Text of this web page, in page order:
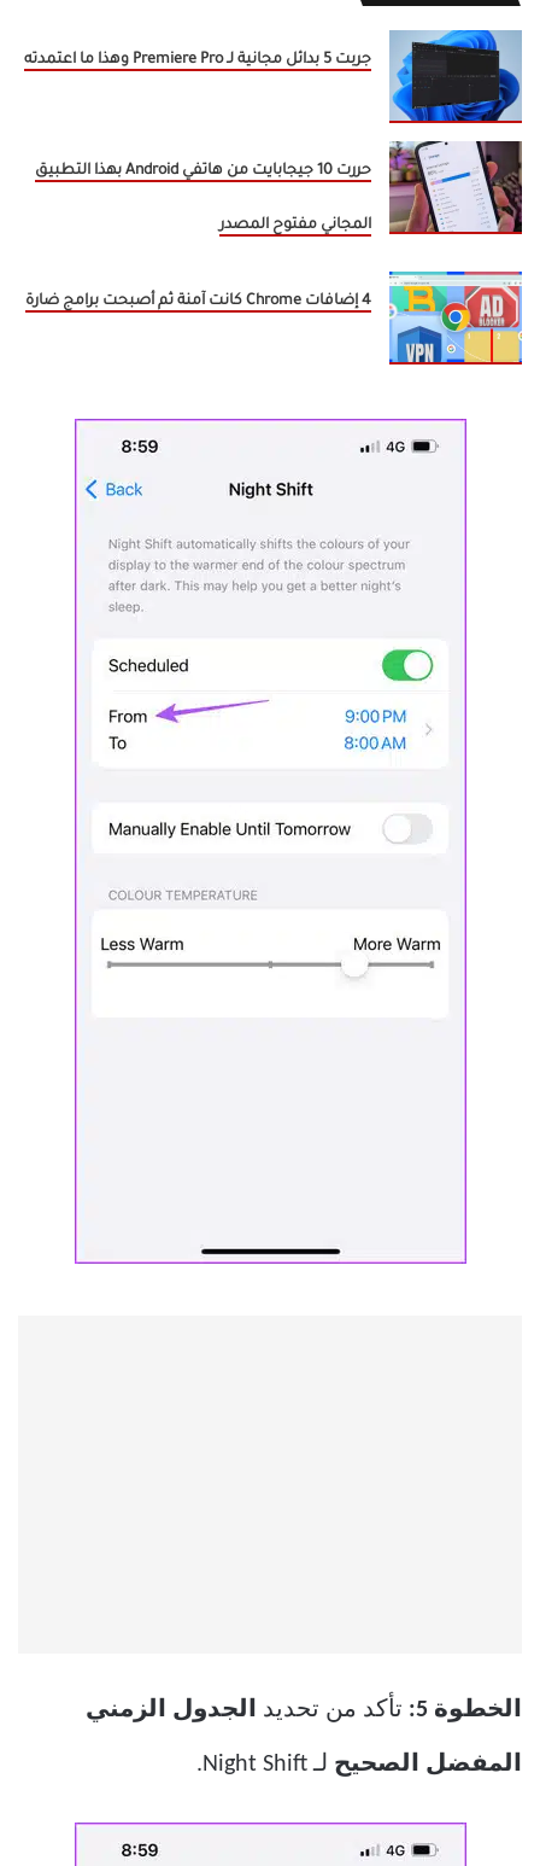
جربت 5 بدائل مجانية لـ Premiere Pro وهذا ما اعتمدته
حررت 10 جيجابايت من هاتفي Android بهذا التطبيق
المجاني مفتوح المصدر
4 إضافات Chrome كانت آمنة ثم أصبحت برامج ضارة
الخطوة 5: تأكد من تحديد الجدول الزمني
المفضل الصحيح لـ Night Shift.